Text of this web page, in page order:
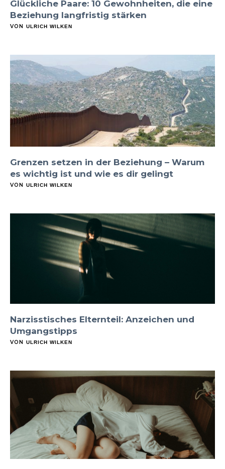
Glückliche Paare: 10 Gewohnheiten, die eine
Beziehung langfristig stärken
VON ULRICH WILKEN
Grenzen setzen in der Beziehung – Warum
es wichtig ist und wie es dir gelingt
VON ULRICH WILKEN
Narzisstisches Elternteil: Anzeichen und
Umgangstipps
VON ULRICH WILKEN